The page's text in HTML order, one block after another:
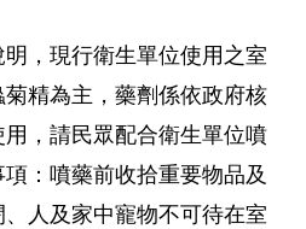
，現行衛生單位使用之室
精為主，藥劑係依政府核
，請民眾配合衛生單位噴
：噴藥前收拾重要物品及
人及家中寵物不可待在室